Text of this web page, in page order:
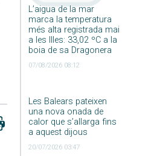
L’aigua de la mar
marca la temperatura
més alta registrada mai
a les Illes: 33,02 ºC a la
boia de sa Dragonera
07/08/2026 08:12
Les Balears pateixen
una nova onada de
calor que s’allarga fins
a aquest dijous
20/07/2026 03:47